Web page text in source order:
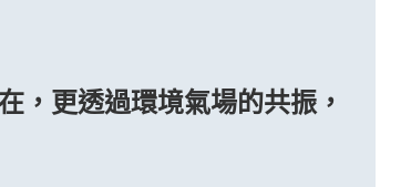
，更透過環境氣場的共振，